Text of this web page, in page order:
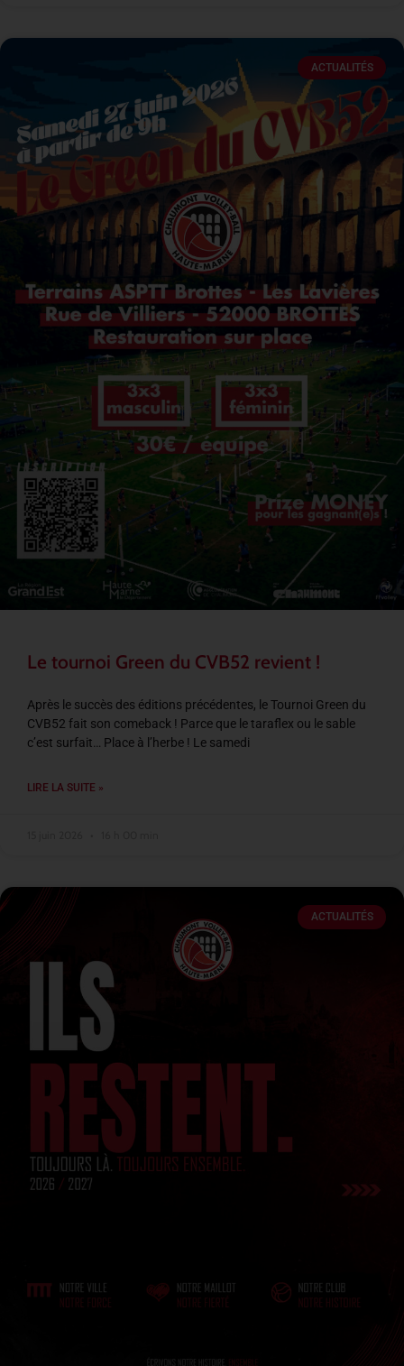
ACTUALITÉS
Le tournoi Green du CVB52 revient !
Après le succès des éditions précédentes, le Tournoi Green du
CVB52 fait son comeback ! Parce que le taraflex ou le sable
c’est surfait… Place à l’herbe ! Le samedi
LIRE LA SUITE »
ACTUALITÉS